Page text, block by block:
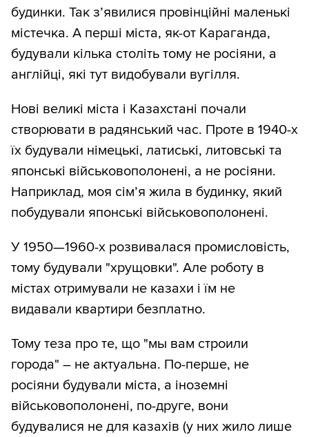
будинки. Так з’явилися провінційні маленькі
містечка. А перші міста, як-от Караганда,
будували кілька століть тому не росіяни, а
англійці, які тут видобували вугілля.
Нові великі міста і Казахстані почали
створювати в радянський час. Проте в 1940-х
їх будували німецькі, латиські, литовські та
японські військовополонені, а не росіяни.
Наприклад, моя сім’я жила в будинку, який
побудували японські військовополонені.
У 1950—1960-х розвивалася промисловість,
тому будували "хрущовки". Але роботу в
містах отримували не казахи і їм не
видавали квартири безплатно.
Тому теза про те, що "мы вам строили
города" – не актуальна. По-перше, не
росіяни будували міста, а іноземні
військовополонені, по-друге, вони
будувалися не для казахів (у них жило лише